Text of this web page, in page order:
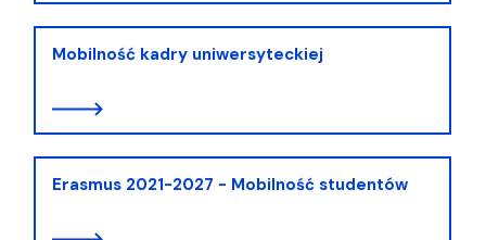
Mobilność kadry uniwersyteckiej
Erasmus 2021-2027 - Mobilność studentów